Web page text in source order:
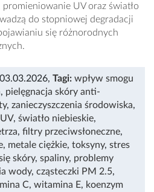
UV oraz światło
do stopniowej degradacji
się różnorodnych
, Tagi: wpływ smogu
, pielęgnacja skóry anti-
, zanieczyszczenia środowiska,
, światło niebieskie,
, filtry przeciwsłoneczne,
, metale ciężkie, toksyny, stres
skóry, spaliny, problemy
wody, cząsteczki PM 2.5,
C, witamina E, koenzym